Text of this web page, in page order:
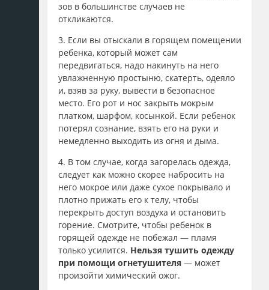
зов в большинстве случаев не
откликаются.
3. Если вы отыскали в горящем помещении
ребенка, который может сам
передвигаться, надо накинуть на него
увлажненную простыню, скатерть, одеяло
и, взяв за руку, вывести в безопасное
место. Его рот и нос закрыть мокрым
платком, шарфом, косынкой. Если ребенок
потерял сознание, взять его на руки и
немедленно выходить из огня и дыма.
4. В том случае, когда загорелась одежда,
следует как можно скорее набросить на
него мокрое или даже сухое покрывало и
плотно прижать его к телу, чтобы
перекрыть доступ воздуха и остановить
горение. Смотрите, чтобы ребенок в
горящей одежде не побежал — пламя
только усилится. Нельзя тушить одежду
при помощи огнетушителя — может
произойти химический ожог.